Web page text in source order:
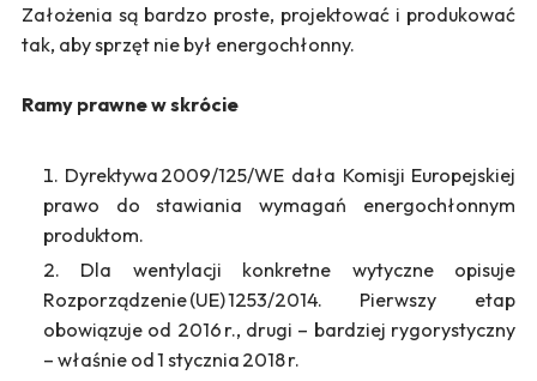
Założenia są bardzo proste, projektować i produkować
tak, aby sprzęt nie był energochłonny.
Ramy prawne w skrócie
Dyrektywa 2009/125/WE dała Komisji Europejskiej
prawo do stawiania wymagań energochłonnym
produktom.
Dla wentylacji konkretne wytyczne opisuje
Rozporządzenie (UE) 1253/2014. Pierwszy etap
obowiązuje od 2016 r., drugi – bardziej rygorystyczny
– właśnie od 1 stycznia 2018 r.